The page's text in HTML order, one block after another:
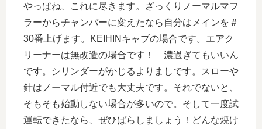
やっぱね、これに尽きます。ざっくりノーマルマフ
ラーからチャンバーに変えたなら自分はメインを＃
30番上げます。KEIHINキャブの場合です。エアク
リーナーは無改造の場合です！ 濃過ぎてもいいん
です。シリンダーがかじるよりましです。スローや
針はノーマル付近でも大丈夫です。それでないと、
そもそも始動しない場合が多いので。そして一度試
運転できたなら、ぜひばらしましょう！どんな焼け